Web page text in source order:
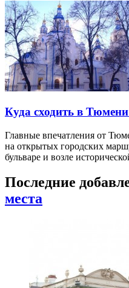
Куда сходить в Тюмени
Главные впечатления от
на открытых городских
бульваре и возле
Последние
места